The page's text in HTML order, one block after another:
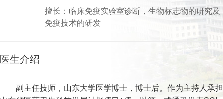
擅长： 临床免疫实验室诊断，生物标志物的研究及
免疫技术的研发
医生介绍
副主任技师，山东大学医学博士，博士后。作为主持人承担